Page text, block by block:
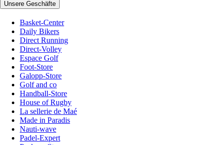
Unsere Geschäfte
Basket-Center
Daily Bikers
Direct Running
Direct-Volley
Espace Golf
Foot-Store
Galopp-Store
Golf and co
Handball-Store
House of Rugby
La sellerie de Maé
Made in Paradis
Nauti-wave
Padel-Expert